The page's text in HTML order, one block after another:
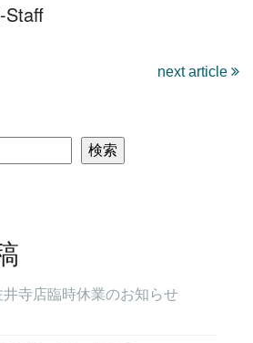
Staff
next article
検索
寺店臨時休業のお知らせ